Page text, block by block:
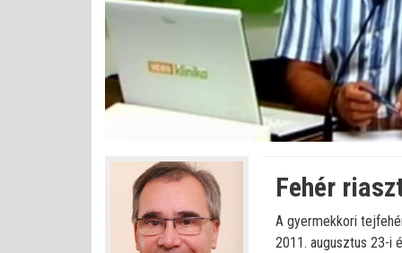
Betöltve:
Fehér
A gyermekkori
2011. augusztus 23-i